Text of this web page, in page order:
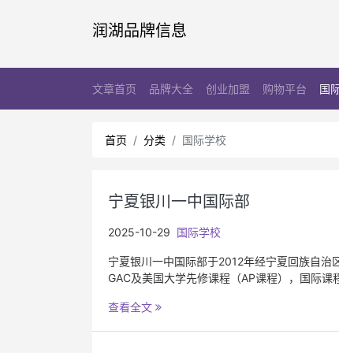
润湖品牌信息
文章首页 品牌大全 创业加盟 购物平台 国
首页 分类 国际学校
宁夏银川一中国际部
2025-10-29 国际学校
宁夏银川一中国际部于2012年经宁夏回族自
GAC及美国大学先修课程（AP课程），国际课
查看全文